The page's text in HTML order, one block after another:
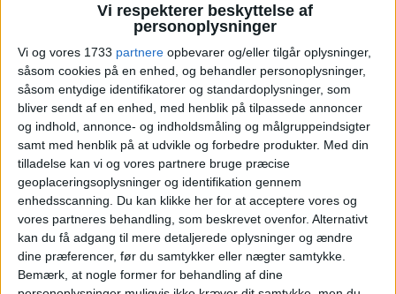
Vi respekterer beskyttelse af
personoplysninger
Vi og vores 1733 partnere opbevarer og/eller tilgår oplysninger,
såsom cookies på en enhed, og behandler personoplysninger,
såsom entydige identifikatorer og standardoplysninger, som
bliver sendt af en enhed, med henblik på tilpassede annoncer
og indhold, annonce- og indholdsmåling og målgruppeindsigter
samt med henblik på at udvikle og forbedre produkter. Med din
tilladelse kan vi og vores partnere bruge præcise
geoplaceringsoplysninger og identifikation gennem
enhedsscanning. Du kan klikke her for at acceptere vores og
vores partneres behandling, som beskrevet ovenfor. Alternativt
kan du få adgang til mere detaljerede oplysninger og ændre
dine præferencer, før du samtykker eller nægter samtykke.
Bemærk, at nogle former for behandling af dine
I undersøgelsen spurgte YouGov til kendskab
og indtryk af 25 af de største hoteller og
feriecentre i Danmark. Undersøgelsen er
baseret på 2406 interviews med
repræsentativt udvalgte personer i alderen
18+.